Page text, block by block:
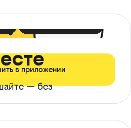
— без
в приложении